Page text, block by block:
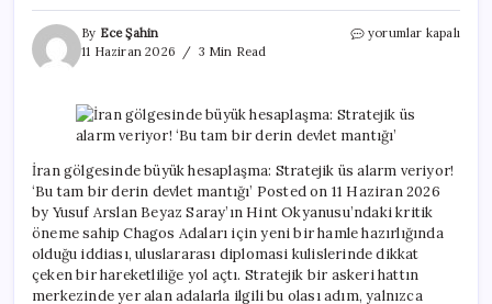
By Ece Şahin
11 Haziran 2026
3 Min Read
İran
Stratejik
üs
alarm
veriyor!
‘Bu
tam
bir
derin
devlet
mantığı’
için
yorumlar kapalı
İran gölgesinde büyük hesaplaşma: Stratejik üs alarm veriyor!
‘Bu tam bir derin devlet mantığı’ Posted on 11 Haziran 2026
by Yusuf Arslan Beyaz Saray’ın Hint Okyanusu’ndaki kritik
öneme sahip Chagos Adaları için yeni bir hamle hazırlığında
olduğu iddiası, uluslararası diplomasi kulislerinde dikkat
çeken bir hareketliliğe yol açtı. Stratejik bir askeri hattın
merkezinde yer alan adalarla ilgili bu olası adım, yalnızca